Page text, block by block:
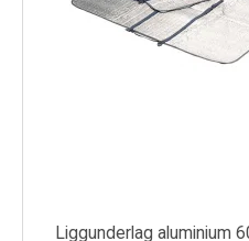
Liggunderlag aluminium